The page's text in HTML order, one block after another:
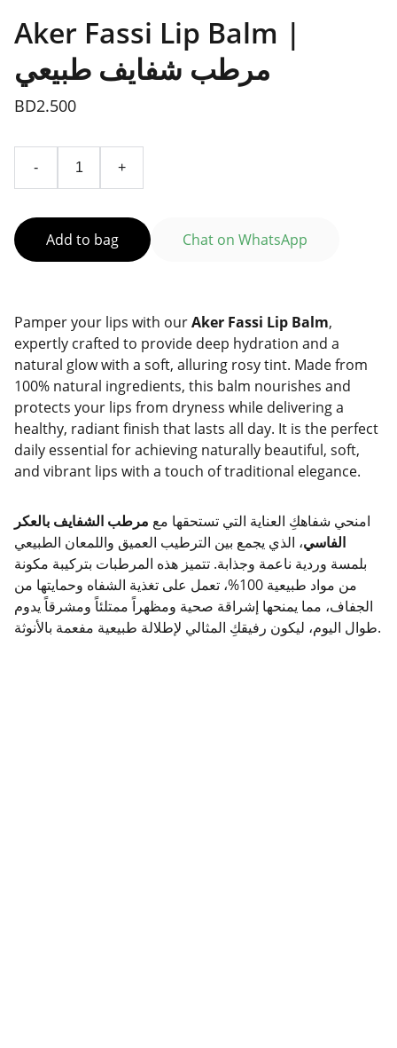
Aker Fassi Lip Balm |
مرطب شفايف طبيعي
BD2.500
- +
Add to bag Chat on WhatsApp
Pamper your lips with ourAker Fassi Lip Balm,
expertly crafted to provide deep hydration and a
natural glow with a soft, alluring rosy tint. Made from
100% natural ingredients, this balm nourishes and
protects your lips from dryness while delivering a
healthy, radiant finish that lasts all day. It is the perfect
daily essential for achieving naturally beautiful, soft,
and vibrant lips with a touch of traditional elegance.
امنحي شفاهكِ العناية التي تستحقها مع مرطب الشفايف بالعكر
الفاسي، الذي يجمع بين الترطيب العميق واللمعان الطبيعي
بلمسة وردية ناعمة وجذابة. تتميز هذه المرطبات بتركيبة مكونة
من مواد طبيعية 100%، تعمل على تغذية الشفاه وحمايتها من
الجفاف، مما يمنحها إشراقة صحية ومظهراً ممتلئاً ومشرقاً يدوم
طوال اليوم، ليكون رفيقكِ المثالي لإطلالة طبيعية مفعمة بالأنوثة.